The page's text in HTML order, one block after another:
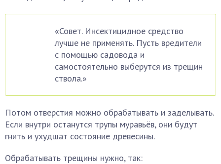
«Совет. Инсектицидное средство
лучше не применять. Пусть вредители
с помощью садовода и
самостоятельно выберутся из трещин
ствола.»
Потом отверстия можно обрабатывать и заделывать.
Если внутри останутся трупы муравьёв, они будут
гнить и ухудшат состояние древесины.
Обрабатывать трещины нужно, так: